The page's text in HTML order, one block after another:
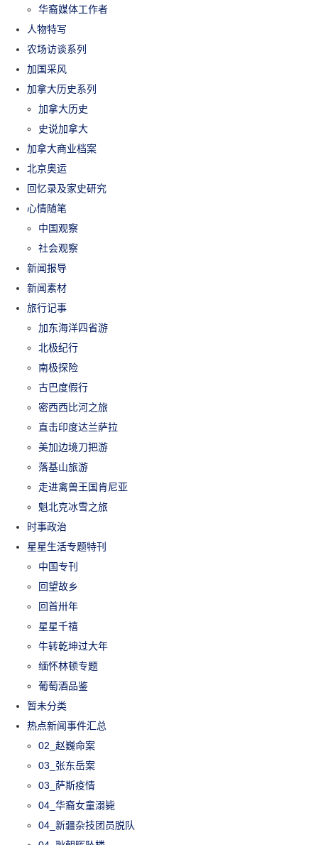
华裔媒体工作者
人物特写
农场访谈系列
加国采风
加拿大历史系列
加拿大历史
史说加拿大
加拿大商业档案
北京奥运
回忆录及家史研究
心情随笔
中国观察
社会观察
新闻报导
新闻素材
旅行记事
加东海洋四省游
北极纪行
南极探险
古巴度假行
密西西比河之旅
直击印度达兰萨拉
美加边境刀把游
落基山旅游
走进禽兽王国肯尼亚
魁北克冰雪之旅
时事政治
星星生活专题特刊
中国专刊
回望故乡
回首卅年
星星千禧
牛转乾坤过大年
缅怀林顿专题
葡萄酒品鉴
暂未分类
热点新闻事件汇总
02_赵巍命案
03_张东岳案
03_萨斯疫情
04_华裔女童溺毙
04_新疆杂技团员脱队